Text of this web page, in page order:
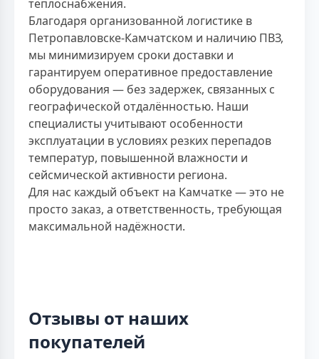
теплоснабжения.
Благодаря организованной логистике в
Петропавловске-Камчатском и наличию ПВЗ,
мы минимизируем сроки доставки и
гарантируем оперативное предоставление
оборудования — без задержек, связанных с
географической отдалённостью. Наши
специалисты учитывают особенности
эксплуатации в условиях резких перепадов
температур, повышенной влажности и
сейсмической активности региона.
Для нас каждый объект на Камчатке — это не
просто заказ, а ответственность, требующая
максимальной надёжности.
Отзывы от наших
покупателей